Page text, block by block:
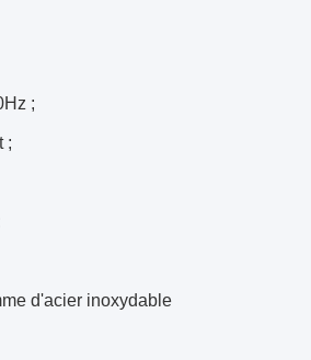
;
;
d'acier inoxydable